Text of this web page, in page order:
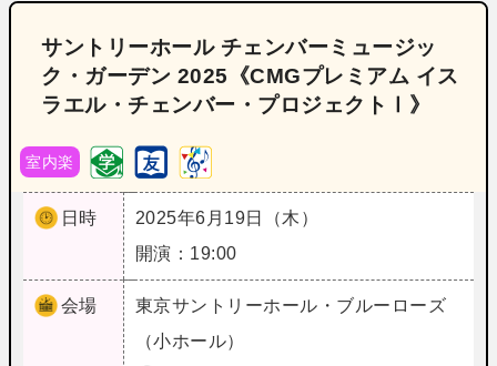
サントリーホール チェンバーミュージッ
ク・ガーデン 2025《CMGプレミアム イス
ラエル・チェンバー・プロジェクトⅠ》
室内楽
日時
2025年6月19日（木）
開演：19:00
会場 東京サントリーホール・ブルーローズ
（小ホール）